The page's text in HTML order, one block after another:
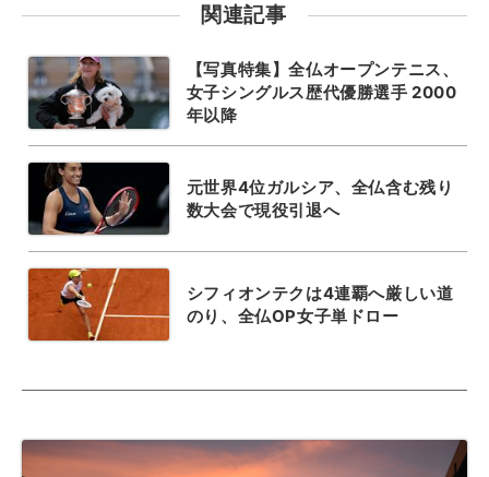
関連記事
【写真特集】全仏オープンテニス、
女子シングルス歴代優勝選手 2000
年以降
元世界4位ガルシア、全仏含む残り
数大会で現役引退へ
シフィオンテクは4連覇へ厳しい道
のり、全仏OP女子単ドロー